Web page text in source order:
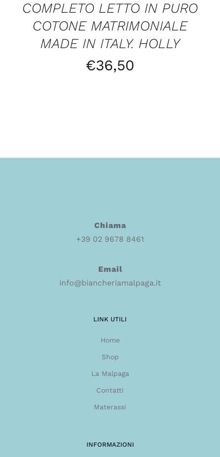
DETTAGLI
COMPLETO LETTO IN PURO
COTONE MATRIMONIALE
MADE IN ITALY. HOLLY
€36,50
Chiama
+39 02 9678 8461
Email
info@biancheriamalpaga.it
LINK UTILI
Home
Shop
La Malpaga
Contatti
Materassi
INFORMAZIONI